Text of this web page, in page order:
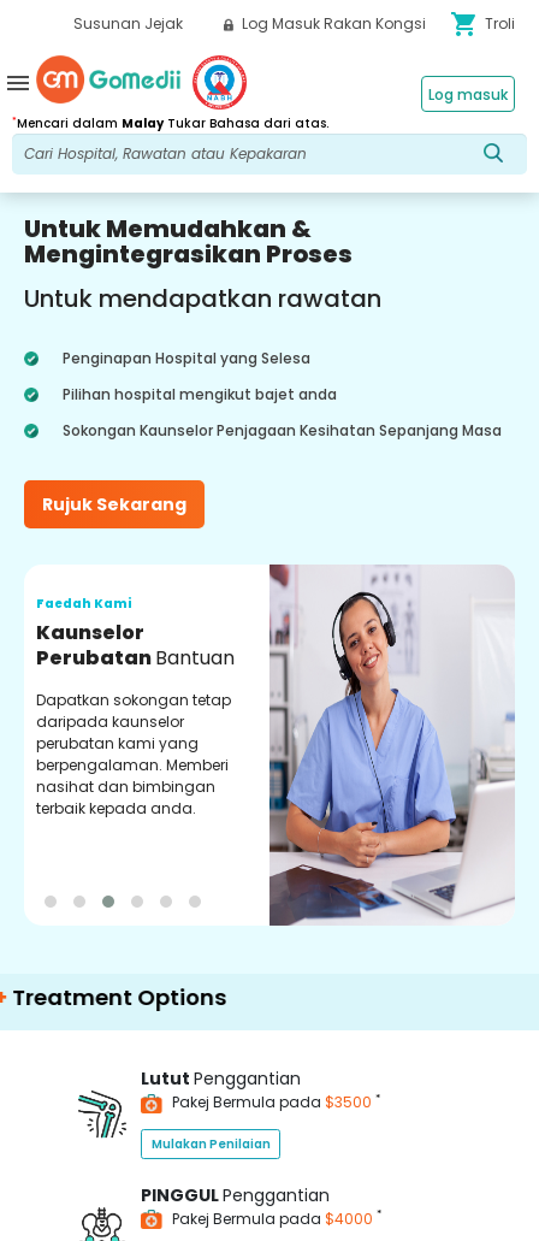
Susunan Jejak Log Masuk Rakan Kongsi shopping_cart Troli
*Mencari dalam MalayTukar Bahasa dari atas.
Log masuk
menu
Untuk Memudahkan &
Mengintegrasikan Proses
Untuk mendapatkan rawatan
Penginapan Hospital yang Selesa
Pilihan hospital mengikut bajet anda
Sokongan Kaunselor Penjagaan Kesihatan Sepanjang Masa
Rujuk Sekarang
Faedah Kami
Kaunselor
PerubatanBantuan
Dapatkan sokongan tetap
daripada kaunselor
perubatan kami yang
berpengalaman. Memberi
nasihat dan bimbingan
terbaik kepada anda.
Options
Lutut Penggantian
Pakej Bermula pada $3500 *
Mulakan Penilaian
PINGGULPenggantian
Pakej Bermula pada $4000 *